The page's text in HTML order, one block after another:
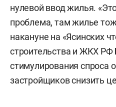
нулевой ввод жилья.
проблема, там жилье
накануне на «Ясинских
строительства и ЖКХ РФ
стимулирования спроса
застройщиков снизить